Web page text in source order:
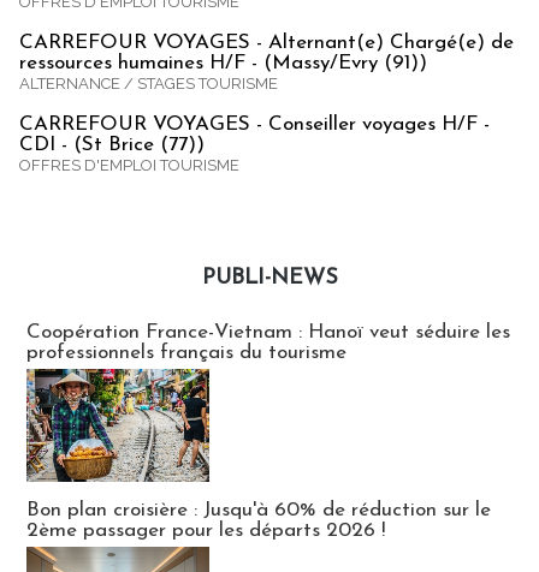
CARREFOUR VOYAGES - Alternant(e) Chargé(e) de
ressources humaines H/F - (Massy/Evry (91))
ALTERNANCE / STAGES TOURISME
CARREFOUR VOYAGES - Conseiller voyages H/F -
CDI - (St Brice (77))
OFFRES D'EMPLOI TOURISME
PUBLI-NEWS
Coopération France-Vietnam : Hanoï veut séduire les
professionnels français du tourisme
Bon plan croisière : Jusqu'à 60% de réduction sur le
2ème passager pour les départs 2026 !